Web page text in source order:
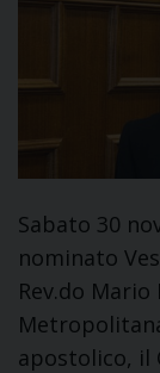
Sabato 30
nominato
Rev.do Mario
apostolico, il